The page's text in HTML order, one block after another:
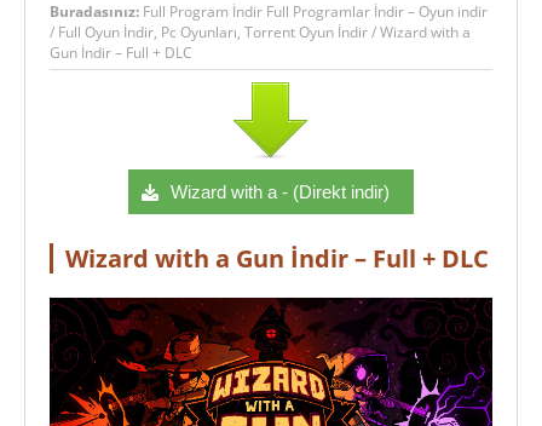
Buradasınız: Full Program İndir Full Programlar İndir – Oyun indir
/ Full Oyun İndir, Pc Oyunları, Torrent Oyun İndir/Wizard with a
Gun İndir – Full + DLC
Wizard with a - (Direkt indir)
Wizard with a Gun İndir – Full + DLC